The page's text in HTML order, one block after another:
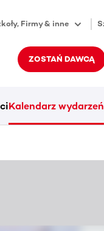
Firmy & inne
ZOSTAŃ DAWCĄ
Kalendarz wydarzeń